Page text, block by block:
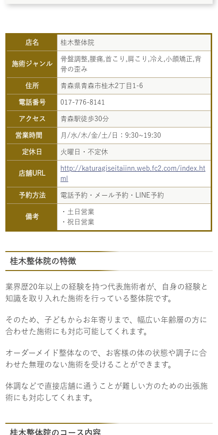
店名 桂木整体院
施術ジャンル
骨盤調整,腰痛,首こり,肩こり,冷え,小顔矯正,背
骨の歪み
住所 青森県青森市桂木2丁目1-6
電話番号 017-776-8141
アクセス 青森駅徒歩30分
営業時間 月/水/木/金/土/日：9:30~19:30
定休日 火曜日・不定休
店舗URL
http://katuragiseitaiinn.web.fc2.com/index.ht
ml
予約方法 電話予約・メール予約・LINE予約
備考
・土日営業
・祝日営業
桂木整体院の特徴
業界歴20年以上の経験を持つ代表施術者が、自身の経験と
知識を取り入れた施術を行っている整体院です。
そのため、子どもからお年寄りまで、幅広い年齢層の方に
合わせた施術にも対応可能してくれます。
オーダーメイド整体なので、お客様の体の状態や調子に合
わせた無理のない施術を受けることができます。
体調などで直接店舗に通うことが難しい方のための出張施
術にも対応してくれます。
桂木整体院のコース内容